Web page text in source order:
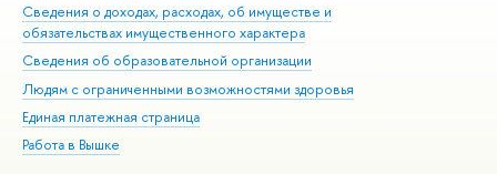
Сведения о доходах, расходах, об имуществе и
обязательствах имущественного характера
Сведения об образовательной организации
Людям с ограниченными возможностями здоровья
Единая платежная страница
Работа в Вышке